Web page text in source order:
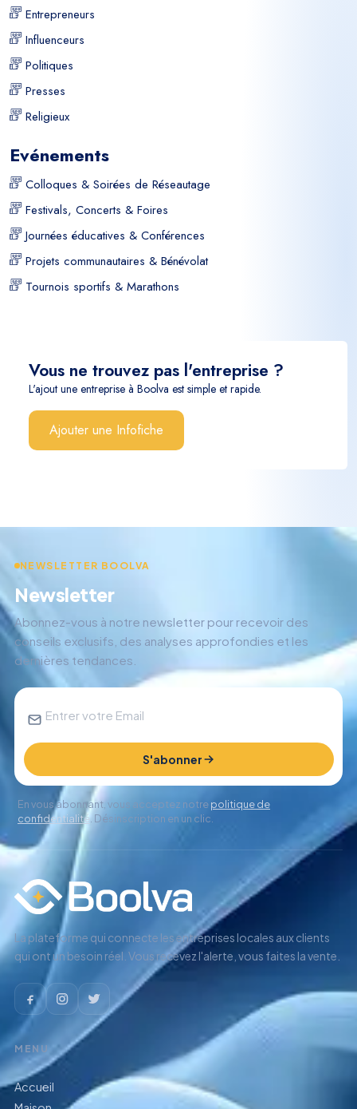
Entrepreneurs
Influenceurs
Politiques
Presses
Religieux
Evénements
Colloques & Soirées de Réseautage
Festivals, Concerts & Foires
Journées éducatives & Conférences
Projets communautaires & Bénévolat
Tournois sportifs & Marathons
Vous ne trouvez pas l'entreprise ?
L'ajout une entreprise à Boolva est simple et rapide.
Ajouter une Infofiche
NEWSLETTER BOOLVA
Newsletter
Abonnez-vous à notre newsletter pour recevoir des
conseils exclusifs, des analyses approfondies et les
dernières tendances.
S'abonner
En vous abonnant, vous acceptez notrepolitique de
confidentialité. Désinscription en un clic.
La plateforme qui connecte les entreprises locales aux clients
qui ont un besoin réel. Vous recevez l'alerte, vous faites la vente.
MENU
Accueil